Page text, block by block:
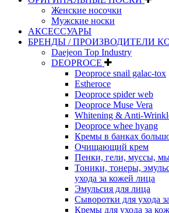
Женские носочки
Мужские носки
АКСЕССУАРЫ
БРЕНДЫ / ПРОИЗВОДИТЕЛИ
Daejeon Top Industry
DEOPROCE
Deoproce snail galac-tox
Estheroce
Deoproce spider web
Deoproce Muse Vera
Whitening & Anti-
Deoproce whee hyang
Кремы в банках
Очищающий крем
Пенки, гели, муссы,
Тоники, тонеры,
ухода за кожей лица
Эмульсия для лица
Сыворотки для ухода
Кремы для ухода за